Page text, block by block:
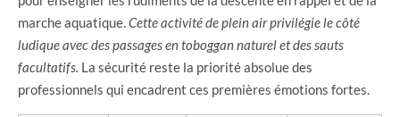
marche aquatique. Cette activité de plein air privilégie le côté
ludique avec des passages en toboggan naturel et des sauts
facultatifs. La sécurité reste la priorité absolue des
professionnels qui encadrent ces premières émotions fortes.